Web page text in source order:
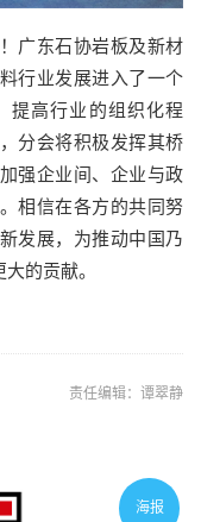
广东石协岩板及新材
行业发展进入了一个
提高行业的组织化程
分会将积极发挥其桥
强企业间、企业与政
相信在各方的共同努
发展，为推动中国乃
的贡献。
责任编辑：谭翠静
海报